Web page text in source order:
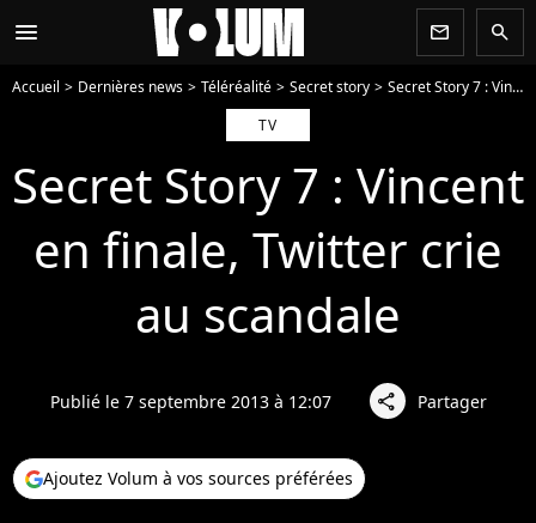
menu newsletter search
Accueil Dernières news Téléréalité Secret story
Secret Story 7 : Vincent en finale, Twitter crie au scandale
TV
Secret Story 7 : Vincent
en finale, Twitter crie
au scandale
Publié le 7 septembre 2013 à 12:07 share Partager
Ajoutez Volum à vos sources préférées